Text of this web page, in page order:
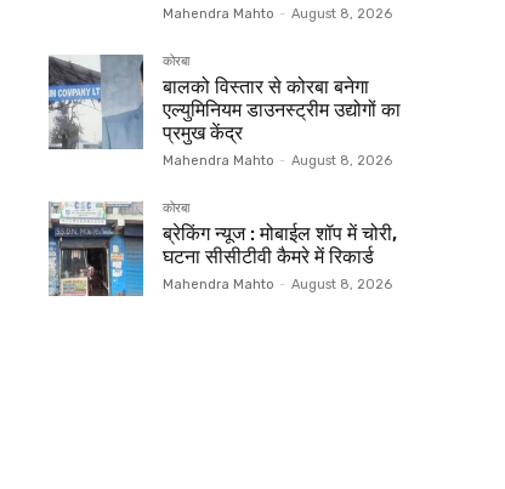
Mahendra Mahto - August 8, 2026
कोरबा
बालको विस्तार से कोरबा बनेगा
एल्युमिनियम डाउनस्ट्रीम उद्योगों का
प्रमुख केंद्र
Mahendra Mahto - August 8, 2026
कोरबा
ब्रेकिंग न्यूज : मोबाईल शॉप में चोरी,
घटना सीसीटीवी कैमरे में रिकार्ड
Mahendra Mahto - August 8, 2026